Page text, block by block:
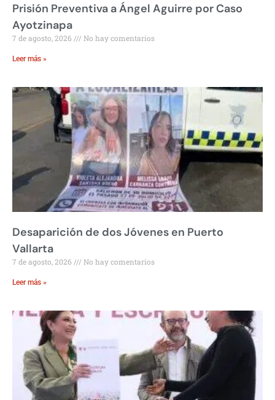
Prisión Preventiva a Ángel Aguirre por Caso
Ayotzinapa
7 de agosto, 2026 No hay comentarios
Leer más »
Desaparición de dos Jóvenes en Puerto
Vallarta
7 de agosto, 2026 No hay comentarios
Leer más »